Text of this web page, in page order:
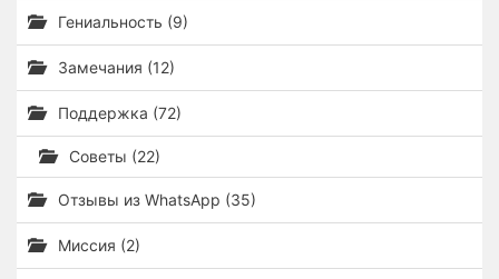
Гениальность (9)
Замечания (12)
Поддержка (72)
Советы (22)
Отзывы из WhatsApp (35)
Миссия (2)